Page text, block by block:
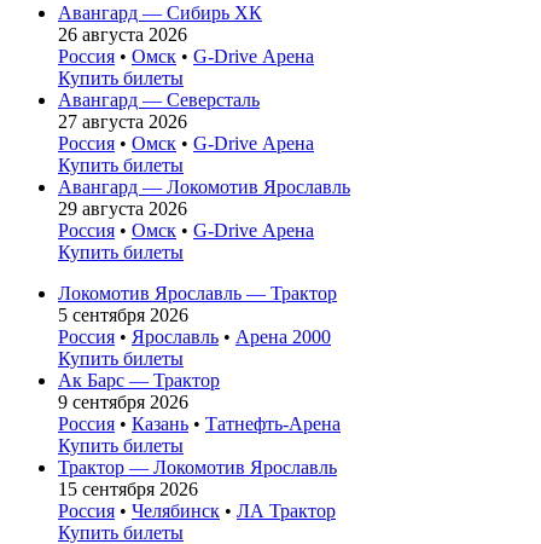
Авангард — Сибирь ХК
26 августа 2026
Россия • Омск • G-Drive Арена
Купить билеты
Авангард — Северсталь
27 августа 2026
Россия • Омск • G-Drive Арена
Купить билеты
Авангард — Локомотив Ярославль
29 августа 2026
Россия • Омск • G-Drive Арена
Купить билеты
Локомотив Ярославль — Трактор
5 сентября 2026
Россия • Ярославль • Арена 2000
Купить билеты
Ак Барс — Трактор
9 сентября 2026
Россия • Казань • Татнефть-Арена
Купить билеты
Трактор — Локомотив Ярославль
15 сентября 2026
Россия • Челябинск • ЛА Трактор
Купить билеты